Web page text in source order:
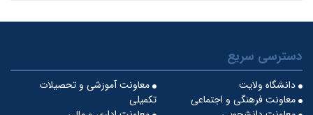
دسترسی سریع
معاونت آموزشی و تحصیلات
تکمیلی
دانشگاه ولایت
معاونت فرهنگی و اجتماعی